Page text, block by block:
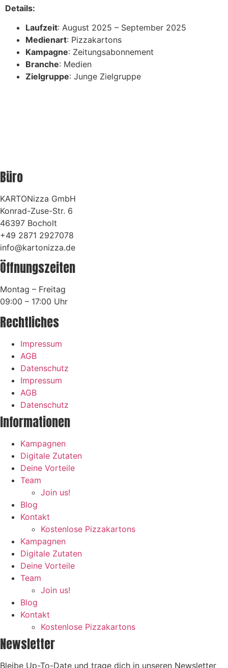
Details:
Laufzeit: August 2025 – September 2025
Medienart: Pizzakartons
Kampagne: Zeitungsabonnement
Branche: Medien
Zielgruppe: Junge Zielgruppe
Büro
KARTONizza GmbH
Konrad-Zuse-Str. 6
46397 Bocholt
+49 2871 2927078
info@kartonizza.de
Öffnungszeiten
Montag – Freitag
09:00 – 17:00 Uhr
Rechtliches
Impressum
AGB
Datenschutz
Impressum
AGB
Datenschutz
Informationen
Kampagnen
Digitale Zutaten
Deine Vorteile
Team
Join us!
Blog
Kontakt
Kostenlose Pizzakartons
Kampagnen
Digitale Zutaten
Deine Vorteile
Team
Join us!
Blog
Kontakt
Kostenlose Pizzakartons
Newsletter
Bleibe Up-To-Date und trage dich in unseren Newsletter